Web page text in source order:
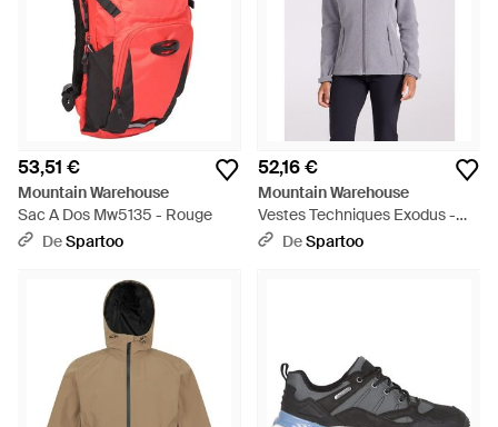
53,51 €
Mountain Warehouse
Sac A Dos Mw5135 - Rouge
DeSpartoo
52,16 €
Mountain Warehouse
Vestes Techniques Exodus -
GrisDeSpartoo